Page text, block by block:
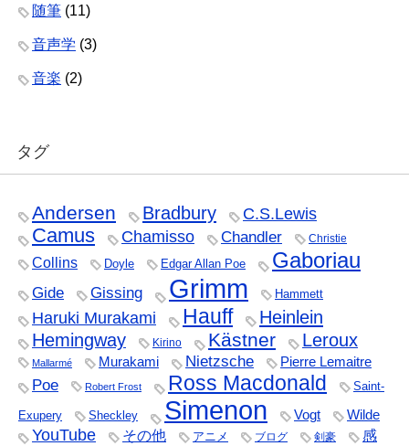
随筆 (11)
音声学 (3)
音楽 (2)
タグ
Andersen Bradbury C.S.Lewis
Camus Chamisso Chandler Christie
Collins Doyle Edgar Allan Poe Gaboriau
Gide Gissing Grimm Hammett
Haruki Murakami Hauff
Heinlein
Hemingway
Kirino Kästner Leroux
Mallarmé Murakami Nietzsche Pierre Lemaitre
Poe Robert Frost Ross Macdonald Saint-
Exupery Sheckley Simenon Vogt Wilde
YouTube その他 アニメ ブログ 剣豪
感